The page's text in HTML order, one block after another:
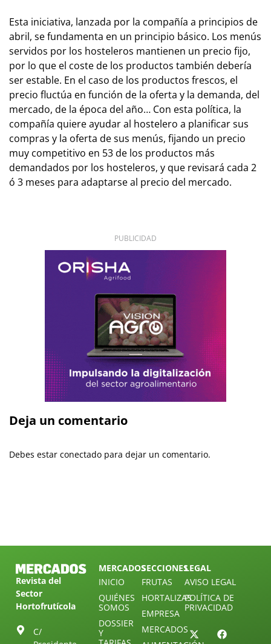
Esta iniciativa, lanzada por la compañía a principios de
abril, se fundamenta en un principio básico. Los menús
servidos por los hosteleros mantienen un precio fijo,
por lo que el coste de los productos también debería
ser estable. En el caso de los productos frescos, el
precio fluctúa en función de la oferta y la demanda, del
mercado, de la época del año… Con esta política, la
compañía quiere ayudar al hostelero a planificar sus
compras y la oferta de sus menús, fijando un precio
muy competitivo en 53 de los productos más
demandados por los hosteleros, y que revisará cada 2
ó 3 meses para adaptarse al precio del mercado.
PUBLICIDAD
Deja un comentario
Debes estar conectado para dejar un comentario.
Revista del
Sector
Hortofrutícola
C/
MERCADOS
INICIO
QUIÉNES
SOMOS
DOSSIER
Y
SECCIONES
FRUTAS
HORTALIZAS
EMPRESA
MERCADOS
LEGAL
AVISO LEGAL
POLÍTICA DE
PRIVACIDAD